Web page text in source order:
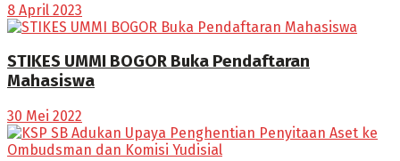
8 April 2023
STIKES UMMI BOGOR Buka Pendaftaran
Mahasiswa
30 Mei 2022